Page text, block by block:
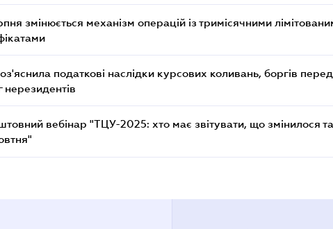
змінюється механізм операцій із тримісячними
податкові наслідки курсових коливань, боргів
нерезидентів
вебінар "ТЦУ-2025: хто має звітувати, що змінилося